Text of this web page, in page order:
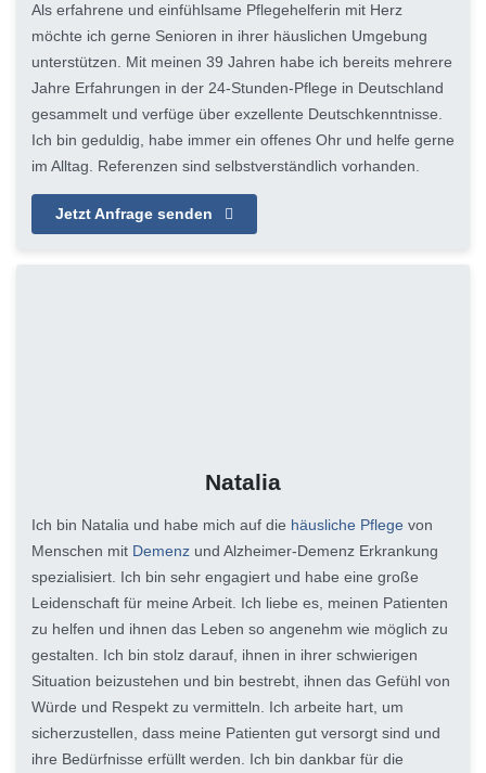
Als erfahrene und einfühlsame Pflegehelferin mit Herz
möchte ich gerne Senioren in ihrer häuslichen Umgebung
unterstützen. Mit meinen 39 Jahren habe ich bereits mehrere
Jahre Erfahrungen in der 24-Stunden-Pflege in Deutschland
gesammelt und verfüge über exzellente Deutschkenntnisse.
Ich bin geduldig, habe immer ein offenes Ohr und helfe gerne
im Alltag. Referenzen sind selbstverständlich vorhanden.
Jetzt Anfrage senden
Natalia
Ich bin Natalia und habe mich auf die häusliche Pflege von
Menschen mit Demenz und Alzheimer-Demenz Erkrankung
spezialisiert. Ich bin sehr engagiert und habe eine große
Leidenschaft für meine Arbeit. Ich liebe es, meinen Patienten
zu helfen und ihnen das Leben so angenehm wie möglich zu
gestalten. Ich bin stolz darauf, ihnen in ihrer schwierigen
Situation beizustehen und bin bestrebt, ihnen das Gefühl von
Würde und Respekt zu vermitteln. Ich arbeite hart, um
sicherzustellen, dass meine Patienten gut versorgt sind und
ihre Bedürfnisse erfüllt werden. Ich bin dankbar für die